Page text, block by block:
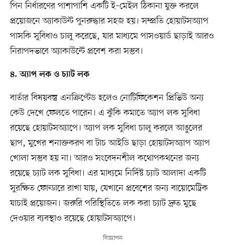
পিন নির্ধারণের পাশাপাশি একটি ই–মেইল ঠিকানা যুক্ত করলে
প্রয়োজনে অ্যাকাউন্ট পুনরুদ্ধার সহজ হয়। সম্প্রতি হোয়াটসঅ্যাপ
পাসকি সুবিধাও চালু করেছে, যার মাধ্যমে পাসওয়ার্ড ছাড়াই আরও
নিরাপদভাবে অ্যাকাউন্টে প্রবেশ করা সম্ভব।
৪. অ্যাপ লক ও চ্যাট লক
বার্তার বিষয়বস্তু এনক্রিপ্টেড হলেও নোটিফিকেশন প্রিভিউ অন্য
কেউ দেখে ফেলতে পারেন। এ ঝুঁকি কমাতে অ্যাপ লক সুবিধা
রয়েছে হোয়াটসঅ্যাপে। অ্যাপ লক সুবিধা চালু করলে আঙুলের
ছাপ, মুখের শনাক্তকরণ বা টাচ আইডি ছাড়া হোয়াটসঅ্যাপ অ্যাপ
খোলা সম্ভব হয় না। আরও সংবেদনশীল কথোপকথনের জন্য
রয়েছে চ্যাট লক সুবিধা। এর মাধ্যমে নির্দিষ্ট চ্যাট আলাদা একটি
সুরক্ষিত ফোল্ডারে রাখা যায়, যেখানে প্রবেশের জন্য বায়োমেট্রিক
যাচাই প্রয়োজন। জরুরি পরিস্থিতিতে লক করা চ্যাট দ্রুত মুছে
দেওয়ার ব্যবস্থাও রয়েছে হোয়াটসঅ্যাপে।